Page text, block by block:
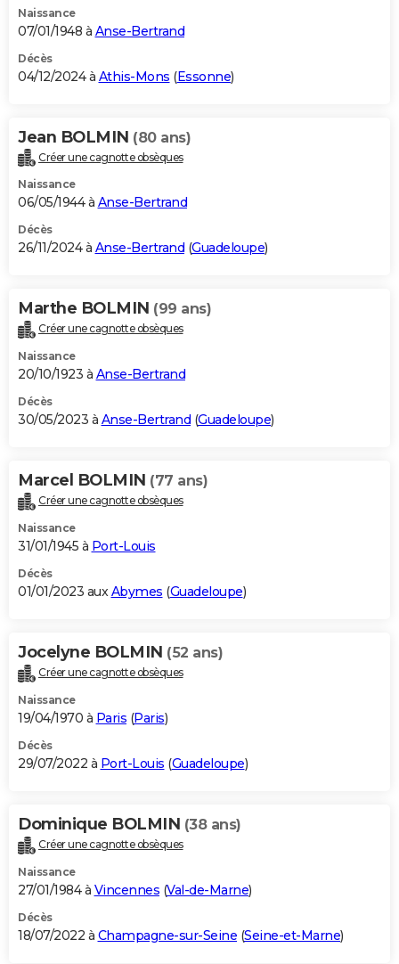
Naissance
07/01/1948 à Anse-Bertrand
Décès
04/12/2024 à Athis-Mons (Essonne)
Jean BOLMIN (80 ans)
Créer une cagnotte obsèques
Naissance
06/05/1944 à Anse-Bertrand
Décès
26/11/2024 à Anse-Bertrand (Guadeloupe)
Marthe BOLMIN (99 ans)
Créer une cagnotte obsèques
Naissance
20/10/1923 à Anse-Bertrand
Décès
30/05/2023 à Anse-Bertrand (Guadeloupe)
Marcel BOLMIN (77 ans)
Créer une cagnotte obsèques
Naissance
31/01/1945 à Port-Louis
Décès
01/01/2023 auxAbymes (Guadeloupe)
Jocelyne BOLMIN (52 ans)
Créer une cagnotte obsèques
Naissance
19/04/1970 à Paris (Paris)
Décès
29/07/2022 à Port-Louis (Guadeloupe)
Dominique BOLMIN (38 ans)
Créer une cagnotte obsèques
Naissance
27/01/1984 à Vincennes (Val-de-Marne)
Décès
18/07/2022 à Champagne-sur-Seine (Seine-et-Marne)